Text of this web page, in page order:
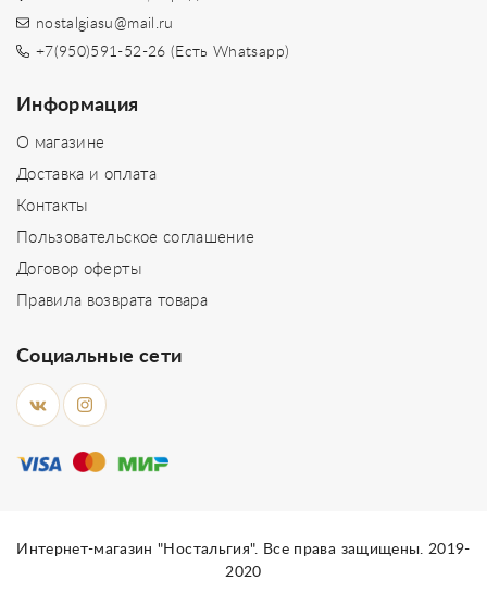
nostalgiasu@mail.ru
+7(950)591-52-26 (Есть Whatsapp)
Информация
О магазине
Доставка и оплата
Контакты
Пользовательское соглашение
Договор оферты
Правила возврата товара
Социальные сети
Интернет-магазин "Ностальгия". Все права защищены. 2019-
2020